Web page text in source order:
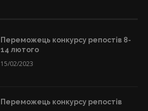
Переможець конкурсу репостів 8-
14 лютого
15/02/2023
Переможець конкурсу репостів